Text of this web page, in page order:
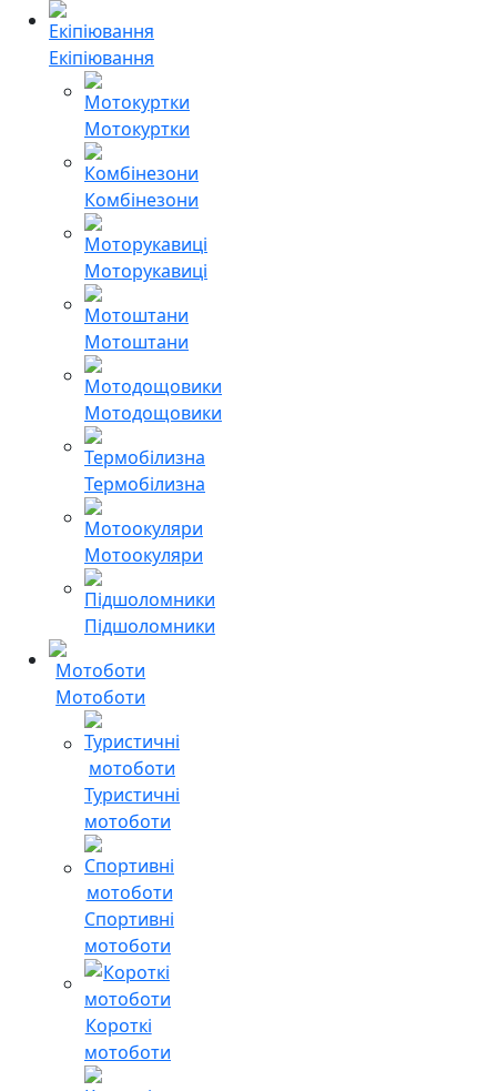
Екіпіювання
Мотокуртки
Комбінезони
Моторукавиці
Мотоштани
Мотодощовики
Термобілизна
Мотоокуляри
Підшоломники
Мотоботи
Туристичні
мотоботи
Спортивні
мотоботи
Короткі
мотоботи